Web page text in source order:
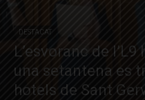
DESTACAT
L’esvoranc de
una setantena es
hotels de Sant